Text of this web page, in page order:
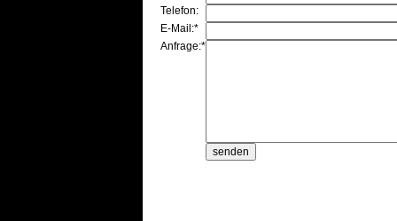
Telefon:
E-Mail:*
Anfrage:*